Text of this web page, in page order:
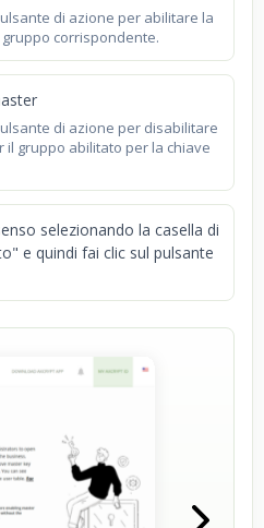
di azione per abilitare la
corrispondente.
di azione per disabilitare
il gruppo abilitato per la chiave
selezionando la casella di
e quindi fai clic sul pulsante